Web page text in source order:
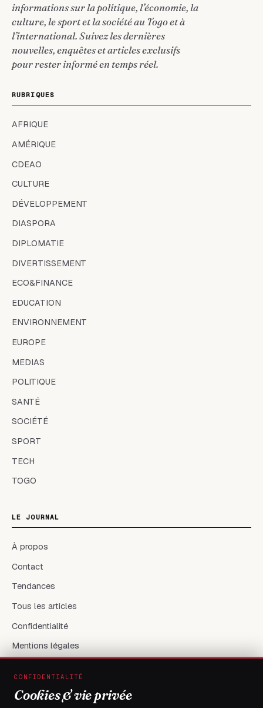
informations sur la politique, l’économie, la
culture, le sport et la société au Togo et à
l’international. Suivez les dernières
nouvelles, enquêtes et articles exclusifs
pour rester informé en temps réel.
RUBRIQUES
AFRIQUE
AMÉRIQUE
CDEAO
CULTURE
DÉVELOPPEMENT
DIASPORA
DIPLOMATIE
DIVERTISSEMENT
ECO&FINANCE
EDUCATION
ENVIRONNEMENT
EUROPE
MEDIAS
POLITIQUE
SANTÉ
SOCIÉTÉ
SPORT
TECH
TOGO
LE JOURNAL
À propos
Contact
Tendances
Tous les articles
Confidentialité
Mentions légales
RÉSEAUX & CONTACT
CONFIDENTIALITÉ
Cookies & vie privée